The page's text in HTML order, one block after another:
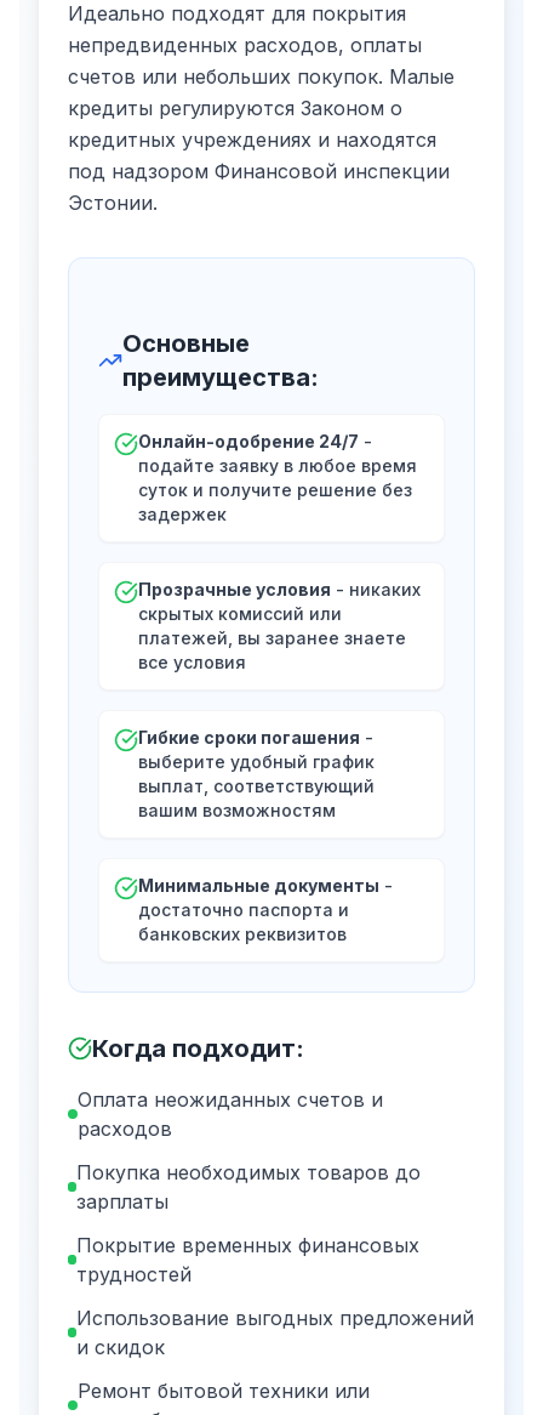
Идеально подходят для покрытия
непредвиденных расходов, оплаты
счетов или небольших покупок. Малые
кредиты регулируются Законом о
кредитных учреждениях и находятся
под надзором Финансовой инспекции
Эстонии.
Основные
преимущества:
Онлайн-одобрение 24/7 -
подайте заявку в любое время
суток и получите решение без
задержек
Прозрачные условия - никаких
скрытых комиссий или
платежей, вы заранее знаете
все условия
Гибкие сроки погашения -
выберите удобный график
выплат, соответствующий
вашим возможностям
Минимальные документы -
достаточно паспорта и
банковских реквизитов
Когда подходит:
Оплата неожиданных счетов и
расходов
Покупка необходимых товаров до
зарплаты
Покрытие временных финансовых
трудностей
Использование выгодных предложений
и скидок
Ремонт бытовой техники или